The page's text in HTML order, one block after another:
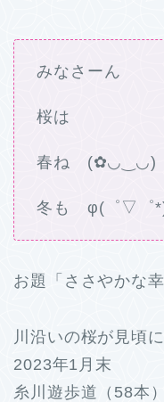
みなさーん
桜は
春ね (✿◡‿◡)
冬も φ(゜▽゜
お題「ささやかな幸
川沿いの桜が見
2023年1月末
糸川遊歩道（58本